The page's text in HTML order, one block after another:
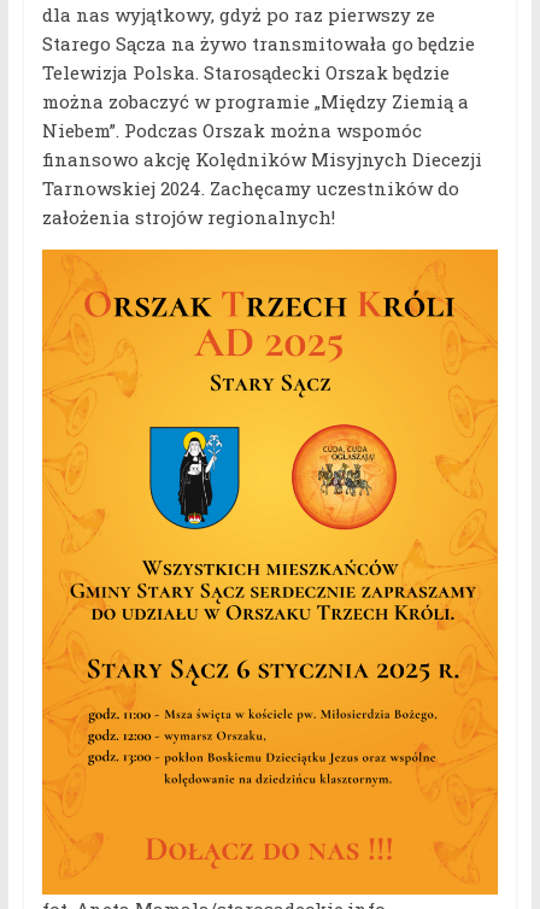
dla nas wyjątkowy, gdyż po raz pierwszy ze
Starego Sącza na żywo transmitowała go będzie
Telewizja Polska. Starosądecki Orszak będzie
można zobaczyć w programie „Między Ziemią a
Niebem”. Podczas Orszak można wspomóc
finansowo akcję Kolędników Misyjnych Diecezji
Tarnowskiej 2024. Zachęcamy uczestników do
założenia strojów regionalnych!